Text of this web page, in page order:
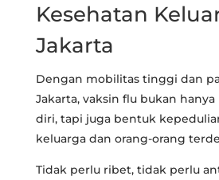
Kesehatan
Jakarta
Dengan mobilitas tinggi dan
Jakarta, vaksin flu bukan
diri, tapi juga bentuk
keluarga dan orang-orang
Tidak perlu ribet, tidak perlu